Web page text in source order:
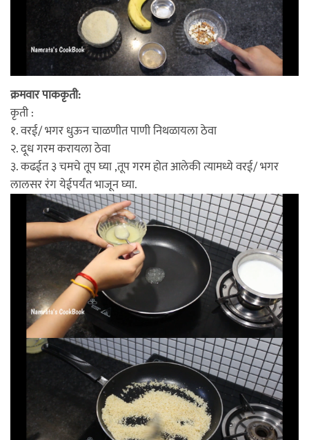
क्रमवार पाककृती:
कृती :
१. वरई/ भगर धुऊन चाळणीत पाणी निथळायला ठेवा
२. दूध गरम करायला ठेवा
३. कढईत ३ चमचे तूप घ्या ,तूप गरम होत आलेकी त्यामध्ये वरई/ भगर
लालसर रंग येईपर्यंत भाजून घ्या.